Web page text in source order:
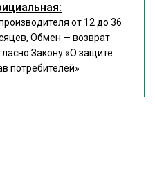
от 12 до 36
Обмен — возврат
Закону«О защите
потребителей»